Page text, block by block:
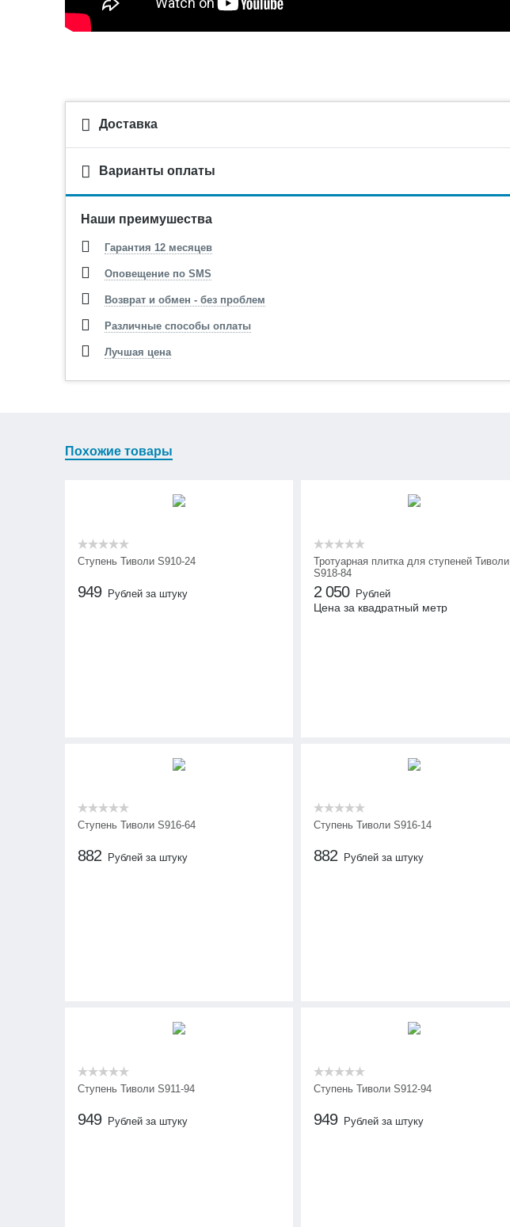
Доставка
Варианты оплаты
Наши преимушества
Гарантия 12 месяцев
Оповещение по SMS
Возврат и обмен - без проблем
Различные способы оплаты
Лучшая цена
Похожие товары
Ступень Тиволи S910-24
949 Рублей за штуку
Тротуарная плитка для ступеней Тиволи
S918-84
2 050 Рублей
Цена за квадратный метр
Ступень Тиволи S916-64
882 Рублей за штуку
Ступень Тиволи S916-14
882 Рублей за штуку
Ступень Тиволи S911-94
949 Рублей за штуку
Ступень Тиволи S912-94
949 Рублей за штуку